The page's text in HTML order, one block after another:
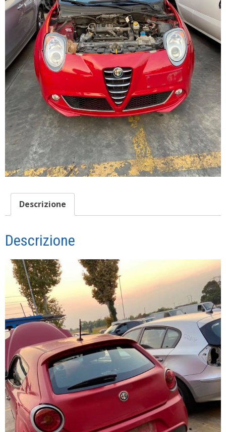
Descrizione
Descrizione